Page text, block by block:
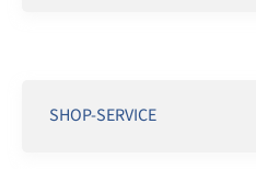
SHOP-SERVICE